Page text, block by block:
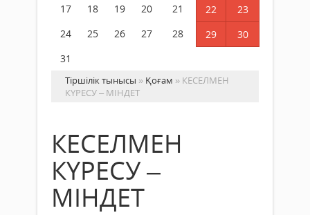
17
18 19 20 21 22
23
24
25 26 27 28 29
30
31
Тіршілік тынысы » Қоғам » КЕСЕЛМЕН
КҮРЕСУ – МІНДЕТ
КЕСЕЛМЕН
КҮРЕСУ –
МІНДЕТ